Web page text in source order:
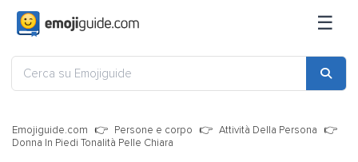
☰
Emojiguide.com Persone e corpo
Attività Della Persona
Donna In Piedi Tonalità Pelle Chiara